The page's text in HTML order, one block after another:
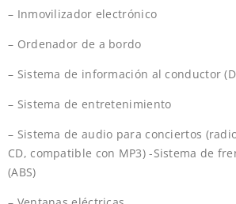
– Inmovilizador electrónico
– Ordenador de a bordo
– Sistema de información al conductor
– Sistema de entretenimiento
– Sistema de audio para conciertos
CD, compatible con MP3) -Sistema de
(ABS)